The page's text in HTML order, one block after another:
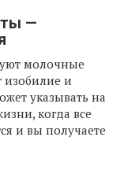
—
молочные
изобилие и
указывать на
когда все
и вы получаете